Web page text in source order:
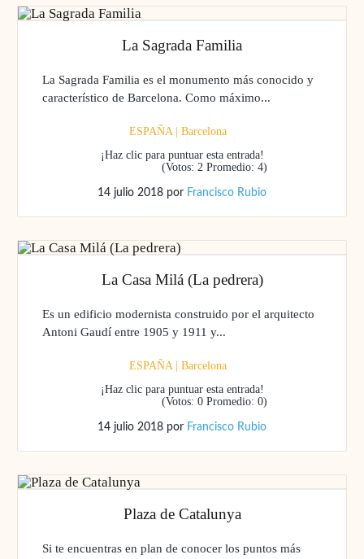
La Sagrada Familia
La Sagrada Familia es el monumento más conocido y
característico de Barcelona. Como máximo...
ESPAÑA| Barcelona
¡Haz clic para puntuar esta entrada!
(Votos: 2 Promedio: 4)
14 julio 2018 por Francisco Rubio
La Casa Milá (La pedrera)
Es un edificio modernista construido por el arquitecto
Antoni Gaudí entre 1905 y 1911 y...
ESPAÑA| Barcelona
¡Haz clic para puntuar esta entrada!
(Votos: 0 Promedio: 0)
14 julio 2018 por Francisco Rubio
Plaza de Catalunya
Si te encuentras en plan de conocer los puntos más